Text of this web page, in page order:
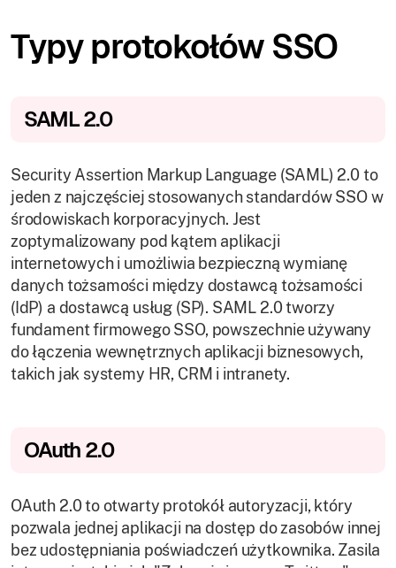
usage, and personalize content and assist in our
marketing efforts. See our cookie policy.
Typy protokołów SSO
SAML 2.0
Security Assertion Markup Language (SAML) 2.0 to
jeden z najczęściej stosowanych standardów SSO w
środowiskach korporacyjnych. Jest
zoptymalizowany pod kątem aplikacji
internetowych i umożliwia bezpieczną wymianę
danych tożsamości między dostawcą tożsamości
(IdP) a dostawcą usług (SP). SAML 2.0 tworzy
fundament firmowego SSO, powszechnie używany
do łączenia wewnętrznych aplikacji biznesowych,
takich jak systemy HR, CRM i intranety.
OAuth 2.0
OAuth 2.0 to otwarty protokół autoryzacji, który
pozwala jednej aplikacji na dostęp do zasobów innej
bez udostępniania poświadczeń użytkownika. Zasila